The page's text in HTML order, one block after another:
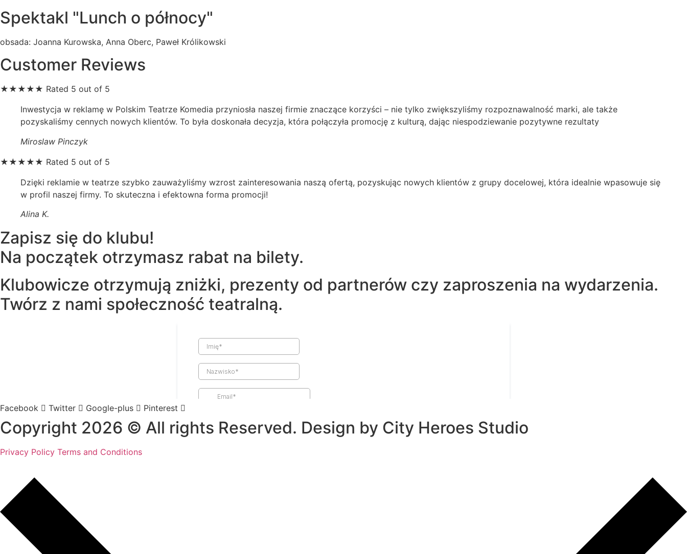
Spektakl "Lunch o północy"
obsada: Joanna Kurowska, Anna Oberc, Paweł Królikowski
Customer Reviews
★ ★ ★ ★ ★ Rated 5 out of 5
Inwestycja w reklamę w Polskim Teatrze Komedia przyniosła naszej firmie znaczące korzyści – nie tylko zwiększyliśmy rozpoznawalność marki, ale także
pozyskaliśmy cennych nowych klientów. To była doskonała decyzja, która połączyła promocję z kulturą, dając niespodziewanie pozytywne rezultaty
Miroslaw Pinczyk
★ ★ ★ ★ ★ Rated 5 out of 5
Dzięki reklamie w teatrze szybko zauważyliśmy wzrost zainteresowania naszą ofertą, pozyskując nowych klientów z grupy docelowej, która idealnie wpasowuje się
w profil naszej firmy. To skuteczna i efektowna forma promocji!
Alina K.
Zapisz się do klubu!
Na początek otrzymasz rabat na bilety.
Klubowicze otrzymują zniżki, prezenty od partnerów czy zaproszenia na wydarzenia.
Twórz z nami społeczność teatralną.
Facebook Twitter Google-plus Pinterest
Copyright 2026 © All rights Reserved. Design by City Heroes Studio
Privacy Policy Terms and Conditions